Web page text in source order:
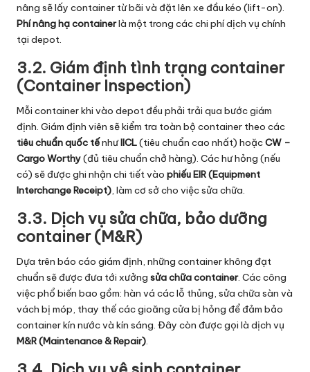
nâng sẽ lấy container từ bãi và đặt lên xe đầu kéo (lift-on).
Phí nâng hạ containerlà một trong các chi phí dịch vụ chính
tại depot.
3.2. Giám định tình trạng container
(Container Inspection)
Mỗi container khi vào depot đều phải trải qua bước giám
định. Giám định viên sẽ kiểm tra toàn bộ container theo các
tiêu chuẩn quốc tếnhưIICL(tiêu chuẩn cao nhất) hoặcCW –
Cargo Worthy(đủ tiêu chuẩn chở hàng). Các hư hỏng (nếu
có) sẽ được ghi nhận chi tiết vào phiếu EIR (Equipment
Interchange Receipt) , làm cơ sở cho việc sửa chữa.
3.3. Dịch vụ sửa chữa, bảo dưỡng
container (M&R)
Dựa trên báo cáo giám định, những container không đạt
chuẩn sẽ được đưa tới xưởng sửa chữa container. Các công
việc phổ biến bao gồm: hàn vá các lỗ thủng, sửa chữa sàn và
vách bị móp, thay thế các gioăng cửa bị hỏng để đảm bảo
container kín nước và kín sáng. Đây còn được gọi là dịch vụ
M&R (Maintenance & Repair)